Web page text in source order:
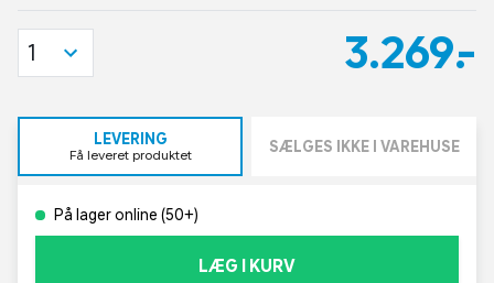
3.269,-
1
LEVERING
Få leveret produktet SÆLGES IKKE I VAREHUSE
På lager online (50+)
LÆG I KURV